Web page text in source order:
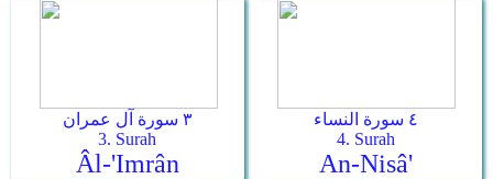
٣ سورة آل عمران
3. Surah
Âl-'Imrân
٤ سورة النساء
4. Surah
An-Nisâ'